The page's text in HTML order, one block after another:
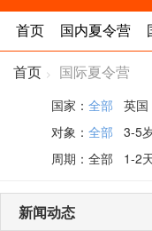
首页 国内夏令营
首页 > 国际夏令营
国家： 全部 英国
对象： 全部 3-5
周期： 全部 1-2
新闻动态